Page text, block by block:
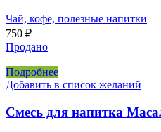
Чай, кофе, полезные напитки
750 ₽
Продано
Подробнее
Добавить в список желаний
Смесь для напитка